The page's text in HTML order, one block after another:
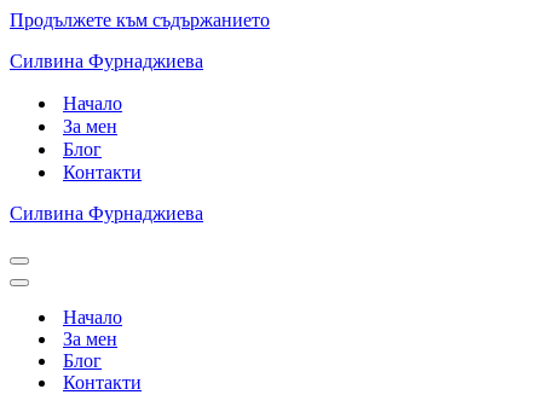
Продължете към съдържанието
Силвина Фурнаджиева
Начало
За мен
Блог
Контакти
Силвина Фурнаджиева
Навигационно
меню
Навигационно
Начало
За мен
Блог
Контакти